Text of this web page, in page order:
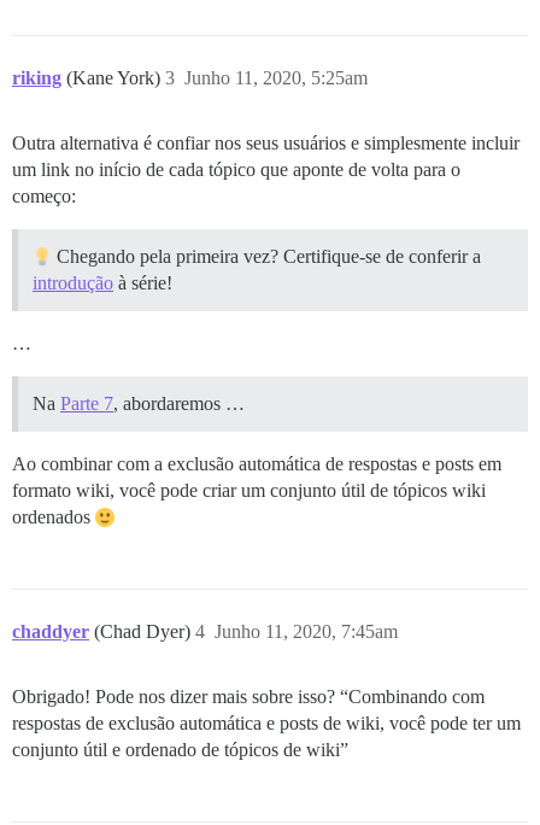
riking (Kane York) Junho 11, 2020, 5:25am
3
Outra alternativa é confiar nos seus usuários e simplesmente incluir
um link no início de cada tópico que aponte de volta para o
começo:
Chegando pela primeira vez? Certifique-se de conferir a
introdução à série!
…
Na Parte 7, abordaremos …
Ao combinar com a exclusão automática de respostas e posts em
formato wiki, você pode criar um conjunto útil de tópicos wiki
ordenados
chaddyer (Chad Dyer) Junho 11, 2020, 7:45am
4
Obrigado! Pode nos dizer mais sobre isso? “Combinando com
respostas de exclusão automática e posts de wiki, você pode ter um
conjunto útil e ordenado de tópicos de wiki”